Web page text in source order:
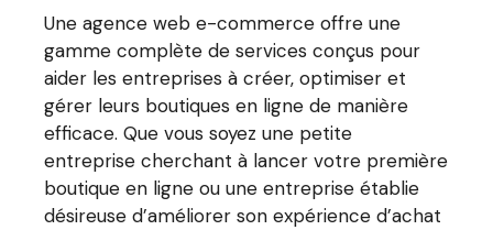
Une agence web e-commerce offre une
gamme complète de services conçus pour
aider les entreprises à créer, optimiser et
gérer leurs boutiques en ligne de manière
efficace. Que vous soyez une petite
entreprise cherchant à lancer votre première
boutique en ligne ou une entreprise établie
désireuse d’améliorer son expérience d’achat